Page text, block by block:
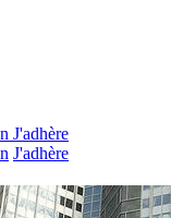
J'adhère
J'adhère